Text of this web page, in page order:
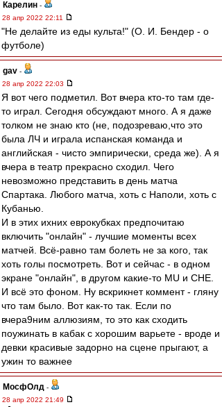
Карелин -
28 апр 2022 22:11
"Не делайте из еды культа!" (О. И. Бендер - о
футболе)
gav -
28 апр 2022 22:03
Я вот чего подметил. Вот вчера кто-то там где-
то играл. Сегодня обсуждают много. А я даже
толком не знаю кто (не, подозреваю,что это
была ЛЧ и играла испанская команда и
английская - чисто эмпирически, среда же). А я
вчера в театр прекрасно сходил. Чего
невозможно представить в день матча
Спартака. Любого матча, хоть с Наполи, хоть с
Кубанью.
И в этих ихних еврокубках предпочитаю
включить "онлайн" - лучшие моменты всех
матчей. Всё-равно там болеть не за кого, так
хоть голы посмотреть. Вот и сейчас - в одном
экране "онлайн", в другом какие-то MU и CHE.
И всё это фоном. Ну вскрикнет коммент - гляну
что там было. Вот как-то так. Если по
вчера9ним аллюзиям, то это как сходить
поужинать в кабак с хорошим варьете - вроде и
девки красивые задорно на сцене прыгают, а
ужин то важнее
МосфОлд -
28 апр 2022 21:49